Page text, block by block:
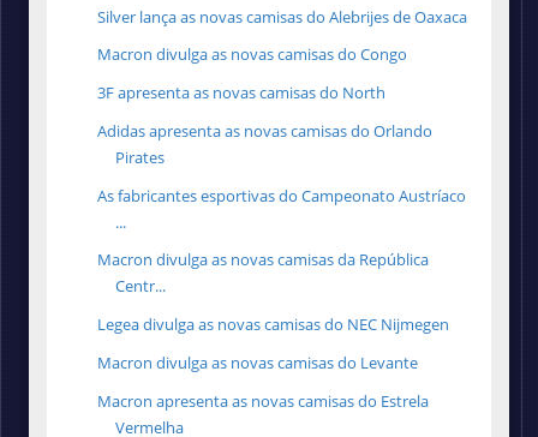
Silver lança as novas camisas do Alebrijes de Oaxaca
Macron divulga as novas camisas do Congo
3F apresenta as novas camisas do North
Adidas apresenta as novas camisas do Orlando
Pirates
As fabricantes esportivas do Campeonato Austríaco
...
Macron divulga as novas camisas da República
Centr...
Legea divulga as novas camisas do NEC Nijmegen
Macron divulga as novas camisas do Levante
Macron apresenta as novas camisas do Estrela
Vermelha